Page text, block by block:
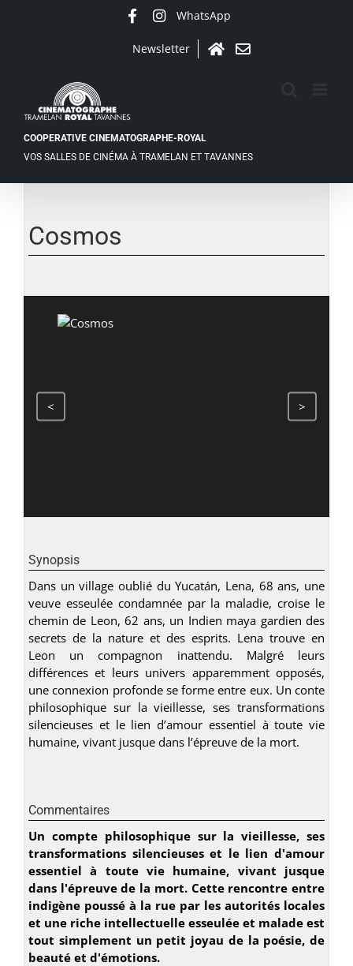
WhatsApp
Newsletter
AccueilContact
COOPERATIVE CINEMATOGRAPHE-ROYAL
VOS SALLES DE CINÉMA À TRAMELAN ET TAVANNES
agrandie
Cosmos
< >
Synopsis
Dans un village oublié du Yucatán, Lena, 68 ans, une
veuve esseulée condamnée par la maladie, croise le
chemin de Leon, 62 ans, un Indien maya gardien des
secrets de la nature et des esprits. Lena trouve en
Leon un compagnon inattendu. Malgré leurs
différences et leurs univers apparemment opposés,
une connexion profonde se forme entre eux. Un conte
philosophique sur la vieillesse, ses transformations
silencieuses et le lien d’amour essentiel à toute vie
humaine, vivant jusque dans l’épreuve de la mort.
Commentaires
Un compte philosophique sur la vieillesse, ses
transformations silencieuses et le lien d'amour
essentiel à toute vie humaine, vivant jusque
dans l'épreuve de la mort. Cette rencontre entre
indigène poussé à la rue par les autorités locales
et une riche intellectuelle esseulée et malade est
tout simplement un petit joyau de la poésie, de
beauté et d'émotions.